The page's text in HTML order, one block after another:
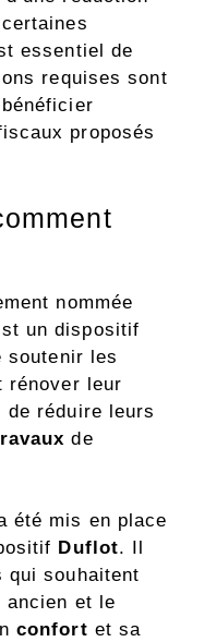
essentiel de
requises sont
proposés
nommée
un dispositif
soutenir les
rénover leur
de réduire leurs
de
été mis en place
Duflot. Il
qui souhaitent
ancien et le
confort et sa